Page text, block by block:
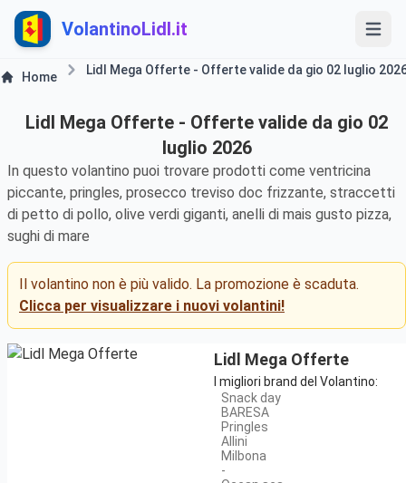
VolantinoLidl.it
Home Lidl Mega Offerte - Offerte valide da gio 02 luglio
Lidl Mega Offerte - Offerte valide da gio 02
luglio 2026
In questo volantino puoi trovare prodotti come ventricina
piccante, pringles, prosecco treviso doc frizzante, straccetti
di petto di pollo, olive verdi giganti, anelli di mais gusto pizza,
sughi di mare
Il volantino non è più valido. La promozione è scaduta.
Clicca per visualizzare i nuovi volantini!
Lidl Mega Offerte
I migliori brand del Volantino:
Snack day
BARESA
Pringles
Allini
Milbona
-